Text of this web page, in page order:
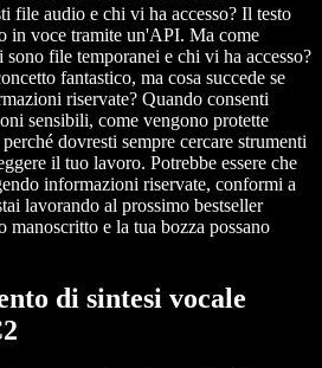
file audio e chi vi ha accesso? Il testo
in voce tramite un'API. Ma come
file temporanei e chi vi ha accesso?
fantastico, ma cosa succede se
riservate? Quando consenti
sensibili, come vengono protette
dovresti sempre cercare strumenti
il tuo lavoro. Potrebbe essere che
informazioni riservate, conformi a
lavorando al prossimo bestseller
manoscritto e la tua bozza possano
di sintesi vocale